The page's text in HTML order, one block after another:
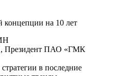
концепции на 10 лет
Президент ПАО «ГМК
в последние